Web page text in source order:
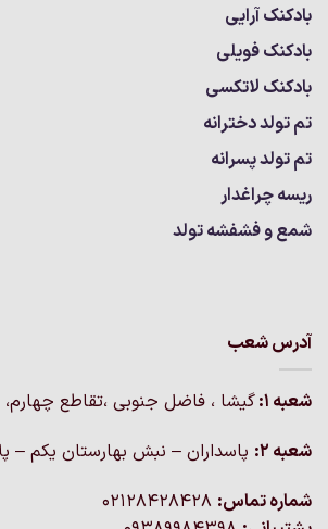
بادکنک آرایی
بادکنک فویلی
بادکنک لاتکسی
تم تولد دخترانه
تم تولد پسرانه
ریسه چراغدار
شمع و فشفشه تولد
آدرس شعب
شعبه 1:
گيشا ، فاضل جنوبی ،تقاطع چهارم، پلاک
شعبه 2:
پاسداران – نبش بهارستان یکم –
شماره تماس: